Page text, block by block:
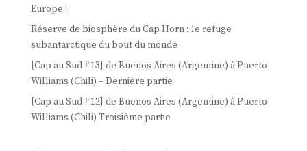
Europe !
Réserve de biosphère du Cap Horn : le refuge
subantarctique du bout du monde
[Cap au Sud #13] de Buenos Aires (Argentine) à Puerto
Williams (Chili) – Dernière partie
[Cap au Sud #12] de Buenos Aires (Argentine) à Puerto
Williams (Chili) Troisième partie